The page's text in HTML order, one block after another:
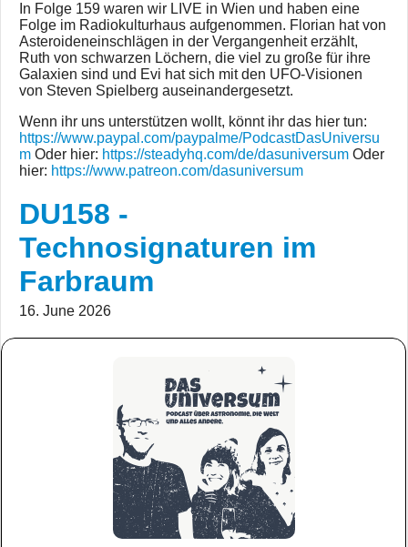
In Folge 159 waren wir LIVE in Wien und haben eine
Folge im Radiokulturhaus aufgenommen. Florian hat von
Asteroideneinschlägen in der Vergangenheit erzählt,
Ruth von schwarzen Löchern, die viel zu große für ihre
Galaxien sind und Evi hat sich mit den UFO-Visionen
von Steven Spielberg auseinandergesetzt.
Wenn ihr uns unterstützen wollt, könnt ihr das hier tun:
https://www.paypal.com/paypalme/PodcastDasUniversu
m Oder hier: https://steadyhq.com/de/dasuniversum Oder
hier: https://www.patreon.com/dasuniversum
DU158 -
Technosignaturen im
Farbraum
16. June 2026